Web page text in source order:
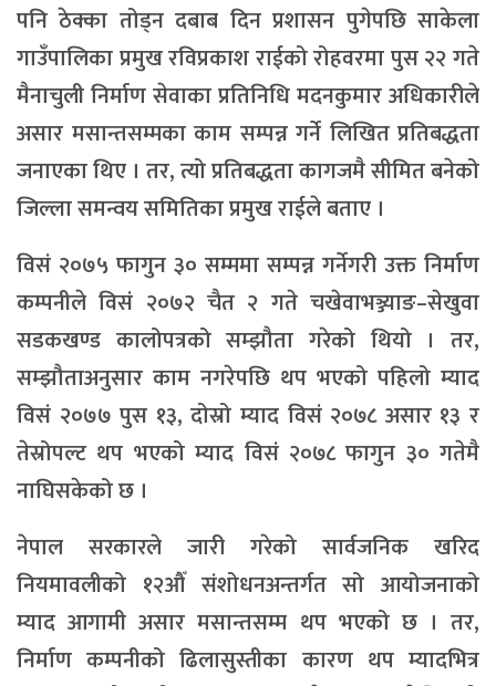
पनि ठेक्का तोड्न दबाब दिन प्रशासन पुगेपछि साकेला
गाउँपालिका प्रमुख रविप्रकाश राईको रोहवरमा पुस २२ गते
मैनाचुली निर्माण सेवाका प्रतिनिधि मदनकुमार अधिकारीले
असार मसान्तसम्मका काम सम्पन्न गर्ने लिखित प्रतिबद्धता
जनाएका थिए । तर, त्यो प्रतिबद्धता कागजमै सीमित बनेको
जिल्ला समन्वय समितिका प्रमुख राईले बताए ।
विसं २०७५ फागुन ३० सम्ममा सम्पन्न गर्नेगरी उक्त निर्माण
कम्पनीले विसं २०७२ चैत २ गते चखेवाभञ्ज्याङ–सेखुवा
सडकखण्ड कालोपत्रको सम्झौता गरेको थियो । तर,
सम्झौताअनुसार काम नगरेपछि थप भएको पहिलो म्याद
विसं २०७७ पुस १३, दोस्रो म्याद विसं २०७८ असार १३ र
तेस्रोपल्ट थप भएको म्याद विसं २०७८ फागुन ३० गतेमै
नाघिसकेको छ ।
नेपाल सरकारले जारी गरेको सार्वजनिक खरिद
नियमावलीको १२औँ संशोधनअन्तर्गत सो आयोजनाको
म्याद आगामी असार मसान्तसम्म थप भएको छ । तर,
निर्माण कम्पनीको ढिलासुस्तीका कारण थप म्यादभित्र